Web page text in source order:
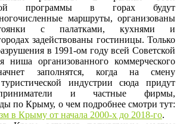
программы в горах будут
маршруты, организованы
с палатками, кухнями и
задействованы гостиницы. Только
в 1991-ом году всей Советской
ниша организованного коммерческого
заполнятся, когда на смену
индустрии сюда придут
и частные фирмы,
по Крыму, о чем подробнее смотри тут:
в Крыму от начала 2000-х до 2018-го.